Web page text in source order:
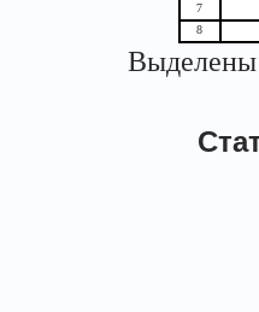
7
8
Выделены